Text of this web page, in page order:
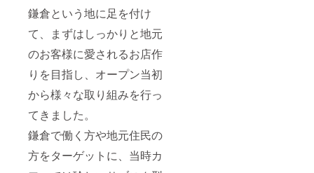
鎌倉という地に足を付け
て、まずはしっかりと地元
のお客様に愛されるお店作
りを目指し、オープン当初
から様々な取り組みを行っ
てきました。
鎌倉で働く方や地元住民の
方をターゲットに、当時カ